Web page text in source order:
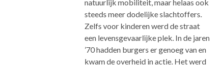
natuurlijk mobiliteit, maar helaas ook
steeds meer dodelijke slachtoffers.
Zelfs voor kinderen werd de straat
een levensgevaarlijke plek. In de jaren
’70 hadden burgers er genoeg van en
kwam de overheid in actie. Het werd